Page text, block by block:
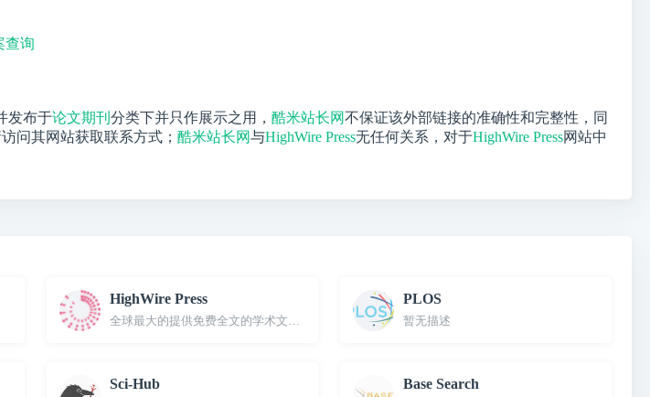
查询
发布于论文期刊 分类下并只作展示之用， 酷米站长网不保证该外部链接的准确性和完整性，同
问其网站获取联系方式； 酷米站长网与HighWire Press无任何关系，对于HighWire Press网站中
HighWire Press
全球最大的提供免费全文的学术文献出版商
PLOS
暂无描述
Sci-Hub Base Search